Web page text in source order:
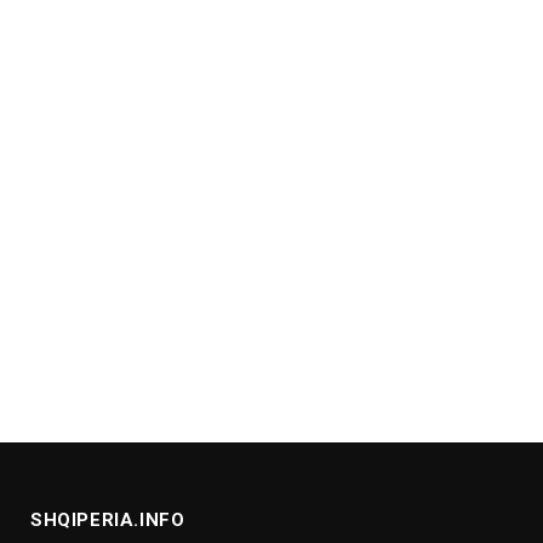
SHQIPERIA.INFO